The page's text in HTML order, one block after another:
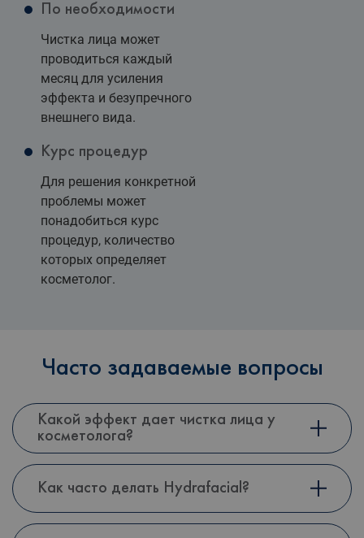
По необходимости
Чистка лица может
проводиться каждый
месяц для усиления
эффекта и безупречного
внешнего вида.
Курс процедур
Для решения конкретной
проблемы может
понадобиться курс
процедур, количество
которых определяет
косметолог.
Часто задаваемые вопросы
Какой эффект дает чистка лица у
косметолога?
Как часто делать Hydrafacial?